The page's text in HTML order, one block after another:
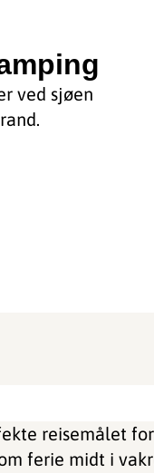
ved sjøen
reisemålet
ferie midt i